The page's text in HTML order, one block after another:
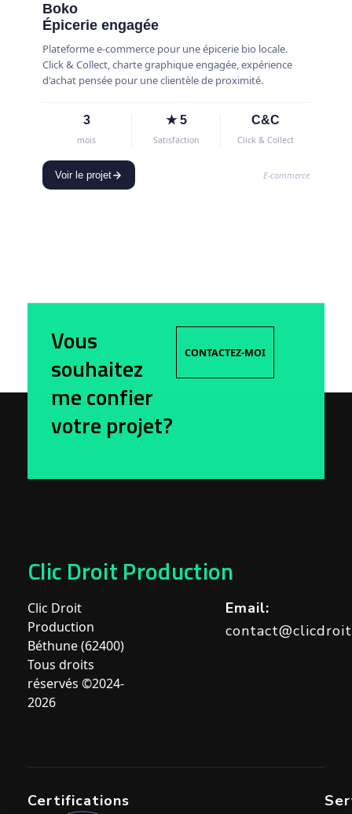
Boko
Épicerie engagée
Plateforme e-commerce pour une épicerie bio locale.
Click & Collect, charte graphique engagée, expérience
d'achat pensée pour une clientèle de proximité.
3
mois
★ 5
Satisfaction
C&C
Click & Collect
Voir le projet E-commerce
Vous
souhaitez
me confier
votre projet?
CONTACTEZ-MOI
Clic Droit Production
Clic Droit
Production
Béthune (62400)
Tous droits
réservés ©2024-
2026
Email:
Certifications